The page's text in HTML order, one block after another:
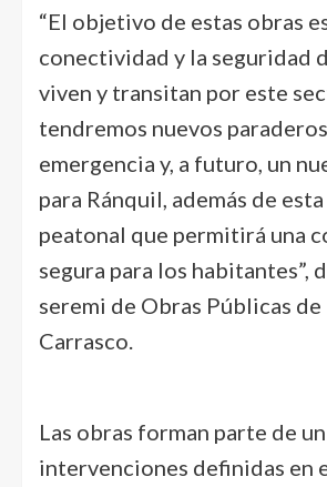
“El objetivo de estas obras
conectividad y la seguridad
viven y transitan por este
tendremos nuevos
emergencia y, a futuro, un
para Ránquil, además de
peatonal que permitirá una
segura para los habitantes”,
seremi de Obras Públicas
Carrasco.
Las obras forman parte de
intervenciones definidas en